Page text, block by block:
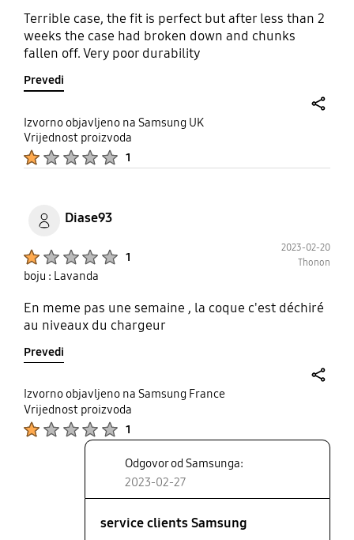
Terrible case, the fit is perfect but after less than 2
weeks the case had broken down and chunks
fallen off. Very poor durability
Prevedi
Izvorno objavljeno na Samsung UK
Vrijednost proizvoda
1
Diase93
1
2023-02-20
Thonon
boju : Lavanda
En meme pas une semaine , la coque c'est déchiré
au niveaux du chargeur
Prevedi
Izvorno objavljeno na Samsung France
Vrijednost proizvoda
1
Odgovor od Samsunga:
2023-02-27
service clients Samsung